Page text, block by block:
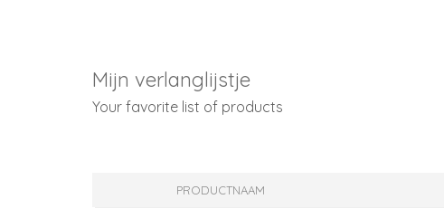
Mijn verlanglijstje
Your favorite list of products
PRODUCTNAAM